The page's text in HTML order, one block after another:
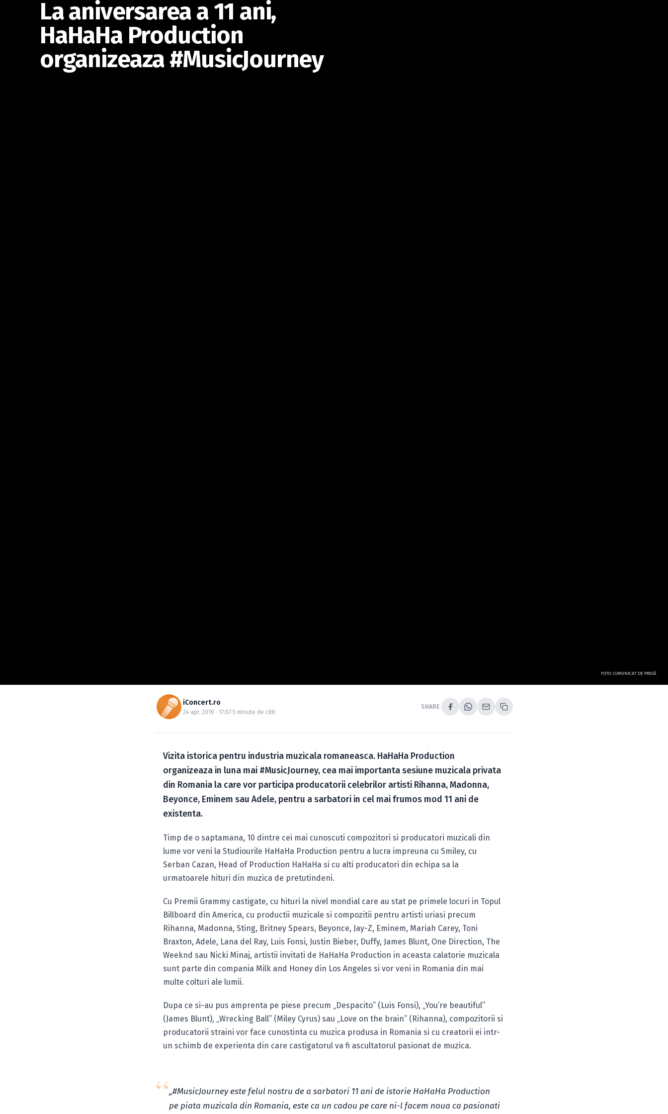
La aniversarea a 11 ani,
HaHaHa Production
organizeaza #MusicJourney
FOTO: COMUNICAT DE PRESĂ
iConcert.ro
24 apr. 2019 · 17:07·5 minute de citit
SHARE
Vizita istorica pentru industria muzicala romaneasca. HaHaHa Production
organizeaza in luna mai #MusicJourney, cea mai importanta sesiune muzicala privata
din Romania la care vor participa producatorii celebrilor artisti Rihanna, Madonna,
Beyonce, Eminem sau Adele, pentru a sarbatori in cel mai frumos mod 11 ani de
existenta.
Timp de o saptamana, 10 dintre cei mai cunoscuti compozitori si producatori muzicali din
lume vor veni la Studiourile HaHaHa Production pentru a lucra impreuna cu Smiley, cu
Serban Cazan, Head of Production HaHaHa si cu alti producatori din echipa sa la
urmatoarele hituri din muzica de pretutindeni.
Cu Premii Grammy castigate, cu hituri la nivel mondial care au stat pe primele locuri in Topul
Billboard din America, cu productii muzicale si compozitii pentru artisti uriasi precum
Rihanna, Madonna, Sting, Britney Spears, Beyonce, Jay-Z, Eminem, Mariah Carey, Toni
Braxton, Adele, Lana del Ray, Luis Fonsi, Justin Bieber, Duffy, James Blunt, One Direction, The
Weeknd sau Nicki Minaj, artistii invitati de HaHaHa Production in aceasta calatorie muzicala
sunt parte din compania Milk and Honey din Los Angeles si vor veni in Romania din mai
multe colturi ale lumii.
Dupa ce si-au pus amprenta pe piese precum „Despacito” (Luis Fonsi), „You’re beautiful”
(James Blunt), „Wrecking Ball” (Miley Cyrus) sau „Love on the brain” (Rihanna), compozitorii si
producatorii straini vor face cunostinta cu muzica produsa in Romania si cu creatorii ei intr-
un schimb de experienta din care castigatorul va fi ascultatorul pasionat de muzica.
„#MusicJourney este felul nostru de a sarbatori 11 ani de istorie HaHaHa Production
pe piata muzicala din Romania, este ca un cadou pe care ni-l facem noua ca pasionati